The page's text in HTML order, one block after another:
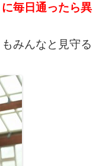
毎日通ったら異
もみんなと見守る